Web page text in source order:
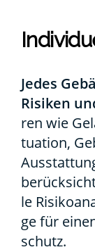
Jedes
Risi­ken
ren wie
tua­ti­on,
le
ge für
schutz.